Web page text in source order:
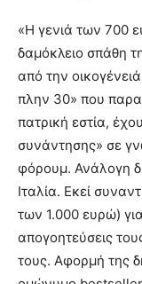
«Η γενιά των 700
δαμόκλειο σπάθη
από την
πλην 30» που
πατρική εστία,
συνάντησης» σε
φόρουμ. Ανάλογη
Ιταλία. Εκεί
των 1.000 ευρώ) για
απογοητεύσεις
τους. Αφορμή της